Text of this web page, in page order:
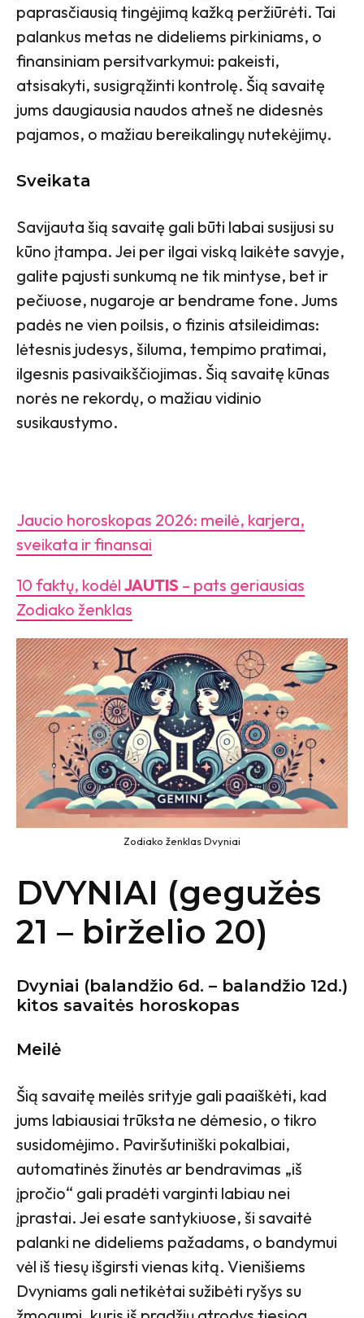
paprasčiausią tingėjimą kažką peržiūrėti. Tai
palankus metas ne dideliems pirkiniams, o
finansiniam persitvarkymui: pakeisti,
atsisakyti, susigrąžinti kontrolę. Šią savaitę
jums daugiausia naudos atneš ne didesnės
pajamos, o mažiau bereikalingų nutekėjimų.
Sveikata
Savijauta šią savaitę gali būti labai susijusi su
kūno įtampa. Jei per ilgai viską laikėte savyje,
galite pajusti sunkumą ne tik mintyse, bet ir
pečiuose, nugaroje ar bendrame fone. Jums
padės ne vien poilsis, o fizinis atsileidimas:
lėtesnis judesys, šiluma, tempimo pratimai,
ilgesnis pasivaikščiojimas. Šią savaitę kūnas
norės ne rekordų, o mažiau vidinio
susikaustymo.
Jaucio horoskopas 2026: meilė, karjera,
sveikata ir finansai
10 faktų, kodėl JAUTIS – pats geriausias
Zodiako ženklas
Zodiako ženklas Dvyniai
DVYNIAI (gegužės
21 – birželio 20)
Dvyniai (balandžio 6d. – balandžio 12d.)
kitos savaitės horoskopas
Meilė
Šią savaitę meilės srityje gali paaiškėti, kad
jums labiausiai trūksta ne dėmesio, o tikro
susidomėjimo. Paviršutiniški pokalbiai,
automatinės žinutės ar bendravimas „iš
įpročio“ gali pradėti varginti labiau nei
įprastai. Jei esate santykiuose, ši savaitė
palanki ne dideliems pažadams, o bandymui
vėl iš tiesų išgirsti vienas kitą. Vienišiems
Dvyniams gali netikėtai sužibėti ryšys su